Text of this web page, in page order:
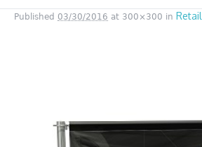
Published 03/30/2016 at 300×300 in Retail